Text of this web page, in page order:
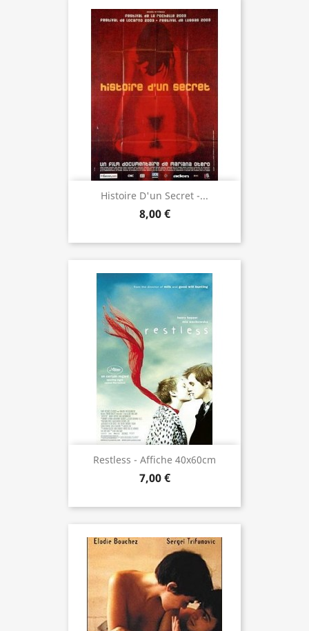
Histoire D'un Secret -...
8,00 €
Restless - Affiche 40x60cm
7,00 €